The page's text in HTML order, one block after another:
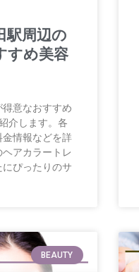
駅周辺の
すめ美容
意なおすすめ
介します。各
金情報などを詳
アカラートレ
ぴったりのサ
BEAUTY